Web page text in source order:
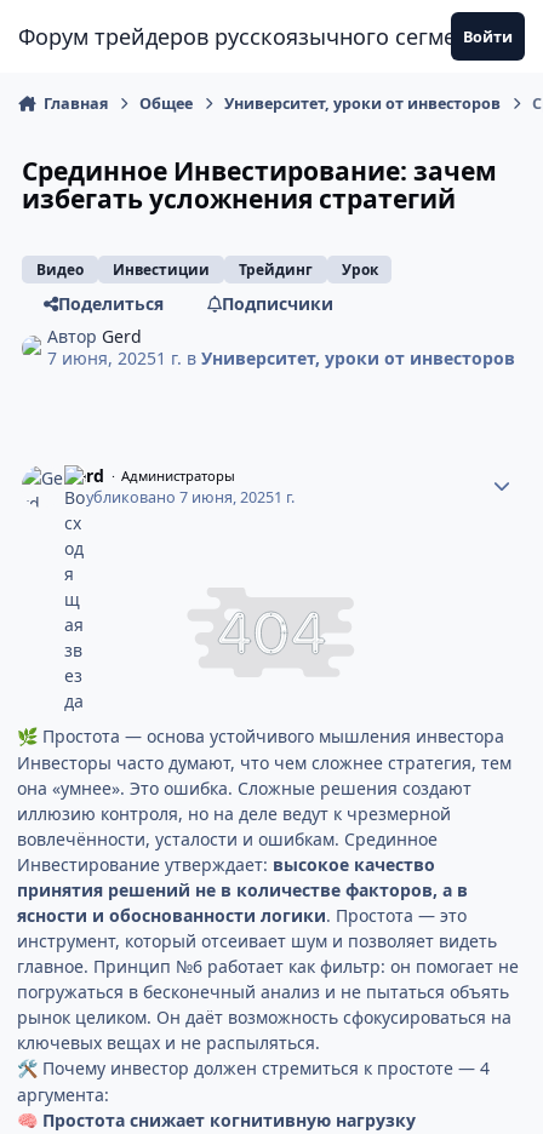
Форум трейдеров русскоязычного сегмента
Войти
Главная Общее Университет, уроки от инвесторов
Срединное Инвестирование: зачем
избегать усложнения стратегий
Видео Инвестиции Трейдинг Урок
Поделиться
Подписчики
Автор Gerd
7 июня, 20251 г. вУниверситет, уроки от инвесторов
Gerd Администраторы
Опубликовано7 июня, 20251 г.
🌿 Простота — основа устойчивого мышления инвестора
Инвесторы часто думают, что чем сложнее стратегия, тем
она «умнее». Это ошибка. Сложные решения создают
иллюзию контроля, но на деле ведут к чрезмерной
вовлечённости, усталости и ошибкам. Срединное
Инвестирование утверждает: высокое качество
принятия решений не в количестве факторов, а в
ясности и обоснованности логики. Простота — это
инструмент, который отсеивает шум и позволяет видеть
главное. Принцип №6 работает как фильтр: он помогает не
погружаться в бесконечный анализ и не пытаться объять
рынок целиком. Он даёт возможность сфокусироваться на
ключевых вещах и не распыляться.
🛠 Почему инвестор должен стремиться к простоте — 4
аргумента:
🧠 Простота снижает когнитивную нагрузку